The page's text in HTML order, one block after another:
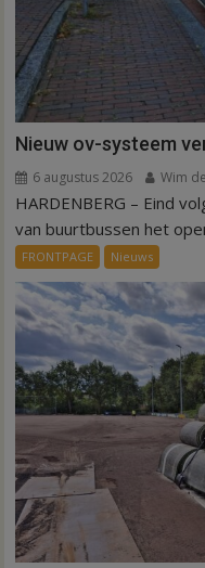
Nieuw ov-systeem
6 augustus 2026 Wim
HARDENBERG – Eind
van buurtbussen het
FRONTPAGE Nieuws